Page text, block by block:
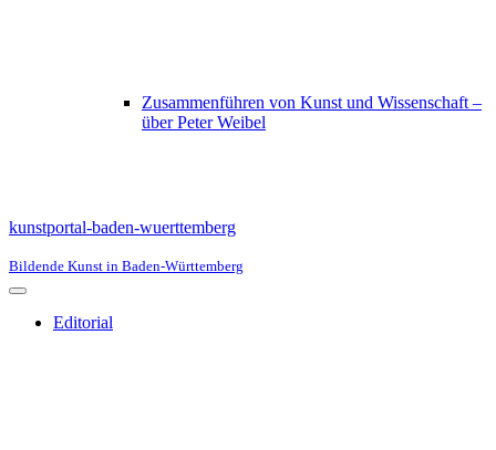
Zusammenführen von Kunst und Wissenschaft –
über Peter Weibel
kunstportal-baden-wuerttemberg
Bildende Kunst in Baden-Württemberg
Navigationsmenü
Editorial